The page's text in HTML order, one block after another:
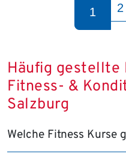
1 2
Häufig gestellte
Fitness- &
Salzburg
Welche Fitness Kurse